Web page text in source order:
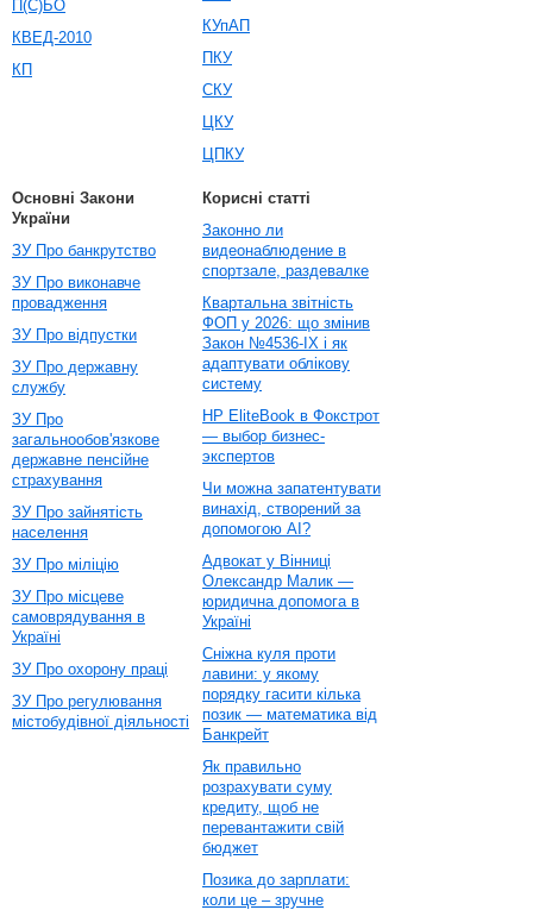
П(С)БО
КВЕД-2010
КП
КУпАП
ПКУ
СКУ
ЦКУ
ЦПКУ
Основні Закони
України
ЗУ Про банкрутство
ЗУ Про виконавче
провадження
ЗУ Про відпустки
ЗУ Про державну
службу
ЗУ Про
загальнообов'язкове
державне пенсійне
страхування
ЗУ Про зайнятість
населення
ЗУ Про міліцію
ЗУ Про місцеве
самоврядування в
Україні
ЗУ Про охорону праці
ЗУ Про регулювання
містобудівної діяльності
Корисні статті
Законно ли
видеонаблюдение в
спортзале, раздевалке
Квартальна звітність
ФОП у 2026: що змінив
Закон №4536-IX і як
адаптувати облікову
систему
HP EliteBook в Фокстрот
— выбор бизнес-
экспертов
Чи можна запатентувати
винахід, створений за
допомогою AI?
Адвокат у Вінниці
Олександр Малик —
юридична допомога в
Україні
Сніжна куля проти
лавини: у якому
порядку гасити кілька
позик — математика від
Банкрейт
Як правильно
розрахувати суму
кредиту, щоб не
перевантажити свій
бюджет
Позика до зарплати:
коли це – зручне